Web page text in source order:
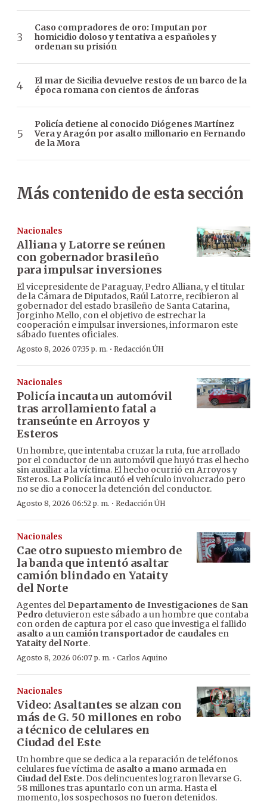
Caso compradores de oro: Imputan por
homicidio doloso y tentativa a españoles y
ordenan su prisión
El mar de Sicilia devuelve restos de un barco de la
época romana con cientos de ánforas
Policía detiene al conocido Diógenes Martínez
Vera y Aragón por asalto millonario en Fernando
de la Mora
Más contenido de esta sección
Nacionales
Alliana y Latorre se reúnen
con gobernador brasileño
para impulsar inversiones
El vicepresidente de Paraguay, Pedro Alliana, y el titular
de la Cámara de Diputados, Raúl Latorre, recibieron al
gobernador del estado brasileño de Santa Catarina,
Jorginho Mello, con el objetivo de estrechar la
cooperación e impulsar inversiones, informaron este
sábado fuentes oficiales.
Agosto 8, 2026 07:35 p. m. · Redacción ÚH
Nacionales
Policía incauta un automóvil
tras arrollamiento fatal a
transeúnte en Arroyos y
Esteros
Un hombre, que intentaba cruzar la ruta, fue arrollado
por el conductor de un automóvil que huyó tras el hecho
sin auxiliar a la víctima. El hecho ocurrió en Arroyos y
Esteros. La Policía incautó el vehículo involucrado pero
no se dio a conocer la detención del conductor.
Agosto 8, 2026 06:52 p. m. · Redacción ÚH
Nacionales
Cae otro supuesto miembro de
la banda que intentó asaltar
camión blindado en Yataity
del Norte
Agentes del Departamento de Investigaciones de San
Pedro detuvieron este sábado a un hombre que contaba
con orden de captura por el caso que investiga el fallido
asalto a un camión transportador de caudales en
Yataity del Norte.
Agosto 8, 2026 06:07 p. m. · Carlos Aquino
Nacionales
Video: Asaltantes se alzan con
más de G. 50 millones en robo
a técnico de celulares en
Ciudad del Este
Un hombre que se dedica a la reparación de teléfonos
celulares fue víctima de asalto a mano armada en
Ciudad del Este. Dos delincuentes lograron llevarse G.
58 millones tras apuntarlo con un arma. Hasta el
momento, los sospechosos no fueron detenidos.